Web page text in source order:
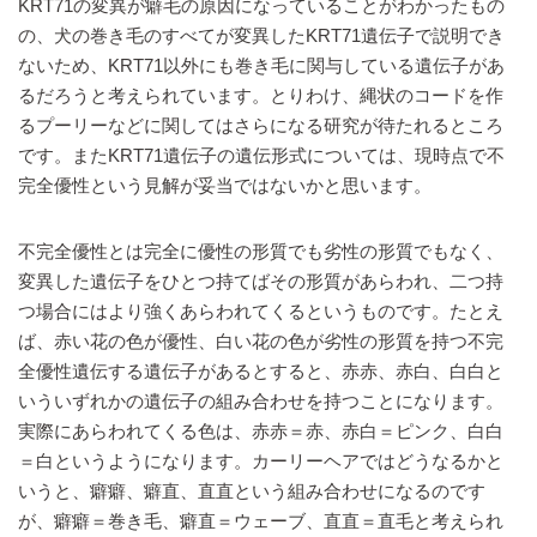
KRT71の変異が癖毛の原因になっていることがわかったもの
の、犬の巻き毛のすべてが変異したKRT71遺伝子で説明でき
ないため、KRT71以外にも巻き毛に関与している遺伝子があ
るだろうと考えられています。とりわけ、縄状のコードを作
るプーリーなどに関してはさらになる研究が待たれるところ
です。またKRT71遺伝子の遺伝形式については、現時点で不
完全優性という見解が妥当ではないかと思います。
不完全優性とは完全に優性の形質でも劣性の形質でもなく、
変異した遺伝子をひとつ持てばその形質があらわれ、二つ持
つ場合にはより強くあらわれてくるというものです。たとえ
ば、赤い花の色が優性、白い花の色が劣性の形質を持つ不完
全優性遺伝する遺伝子があるとすると、赤赤、赤白、白白と
いういずれかの遺伝子の組み合わせを持つことになります。
実際にあらわれてくる色は、赤赤＝赤、赤白＝ピンク、白白
＝白というようになります。カーリーヘアではどうなるかと
いうと、癖癖、癖直、直直という組み合わせになるのです
が、癖癖＝巻き毛、癖直＝ウェーブ、直直＝直毛と考えられ